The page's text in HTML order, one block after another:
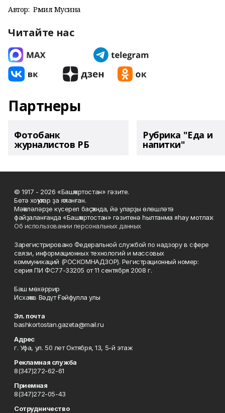
Автор: Рәмилә Мусина
Читайте нас
Партнеры
Фотобанк
журналистов РБ
Рубрика "Еда и
напитки"
© 1917 - 2026 «Башҡортостан» гәзите.
Бөтә хоҡуҡтар ҙа яҡланған.
Мәҡәләләрҙе күсереп баҫҡанда, йә уларҙы өлөшләтә
файҙаланғанда «Башҡортостан» гәзитенә һылтанма яһау мотлаҡ.
Об использовании персональных данных
Зарегистрировано Федеральной службой по надзору в сфере
связи, информационных технологий и массовых
коммуникаций (РОСКОМНАДЗОР). Регистрационный номер:
серия ПИ ФС77-33205 от 11 сентября 2008 г.
Баш мөхәррир
Исхаҡов Вәдүт Ғәйфулла улы
Эл. почта
bashkortostan.gazeta@mail.ru
Адрес
г. Уфа, ул. 50 лет Октября, 13, 5-й этаж
Рекламная служба
8(347)272-62-61
Приемная
8(347)272-05-43
Сотрудничество